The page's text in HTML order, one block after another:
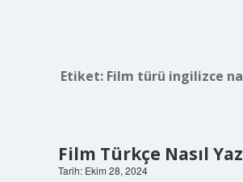
Etiket: Film türü ingilizce
Film Türkçe Nasıl
Tarih: Ekim 28, 2024